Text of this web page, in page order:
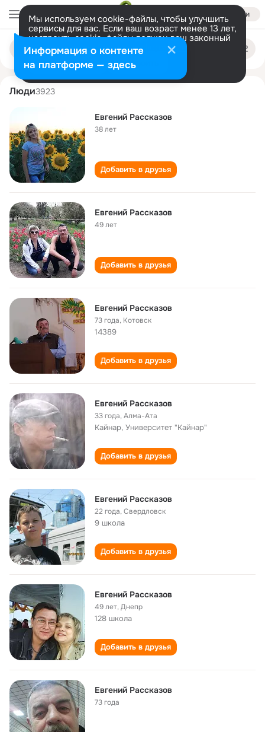
Войти
Мы используем cookie-файлы, чтобы улучшить
сервисы для вас. Если ваш возраст менее 13 лет,
настроить cookie-файлы должен ваш законный
представитель. Больше информации
Разрешить все Настроить
Поиск
людям
evgeniy rasskazov
Люди3923
Евгений Рассказов
38 лет
Добавить в друзья
Евгений Рассказов
49 лет
Добавить в друзья
Евгений Рассказов
73 года, Котовск
14389
Добавить в друзья
Евгений Рассказов
33 года,Алма-Ата
Кайнар, Университет "Кайнар"
Добавить в друзья
Евгений Рассказов
22 года,Свердловск
9 школа
Добавить в друзья
Евгений Рассказов
49 лет,Днепр
128 школа
Добавить в друзья
Евгений Рассказов
73 года
Информация о контенте
на платформе — здесь